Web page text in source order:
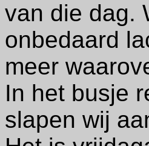
van die dag.
onbedaard
meer
In het busje
slapen wij